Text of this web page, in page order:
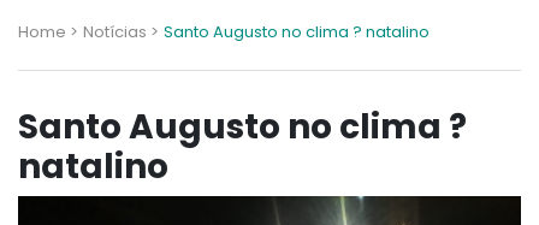
Home > Notícias > Santo Augusto no clima ? natalino
Santo Augusto no clima ?
natalino